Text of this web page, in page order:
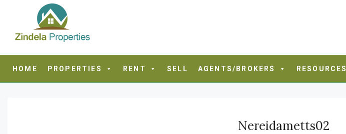
HOME PROPERTIES RENT SELL AGENTS/BROKERS RESOURCES
Nereidametts02